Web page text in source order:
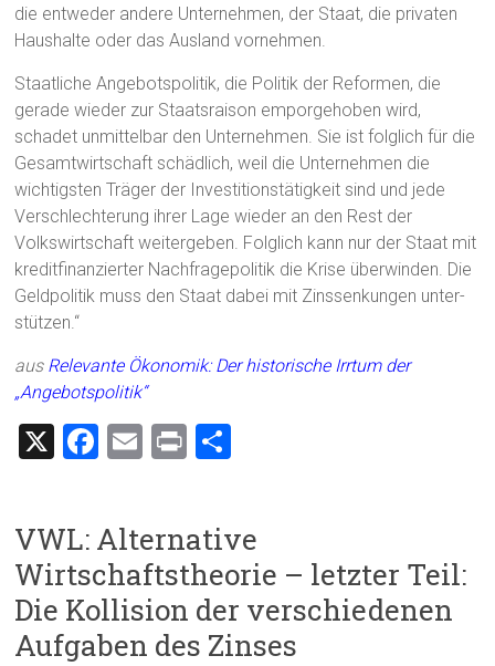
die entweder andere Unternehmen, der Staat, die privaten
Haushalte oder das Ausland vornehmen.
Staatliche Angebotspolitik, die Politik der Reformen, die
gerade wieder zur Staatsraison emporgehoben wird,
schadet unmittelbar den Unternehmen. Sie ist folglich für die
Gesamtwirtschaft schädlich, weil die Unternehmen die
wichtigsten Träger der Investitionstätigkeit sind und jede
Verschlechterung ihrer Lage wieder an den Rest der
Volkswirtschaft weitergeben. Folglich kann nur der Staat mit
kreditfinanzierter Nachfragepolitik die Krise überwinden. Die
Geldpolitik muss den Staat dabei mit Zinssenkungen unter-
stützen.“
aus Relevante Ökonomik: Der historische Irrtum der
„Angebotspolitik“
X
F
b
o
ok
E
l
Pr
n
VWL: Alternative
Wirtschaftstheorie – letzter Teil:
Die Kollision der verschiedenen
Aufgaben des Zinses